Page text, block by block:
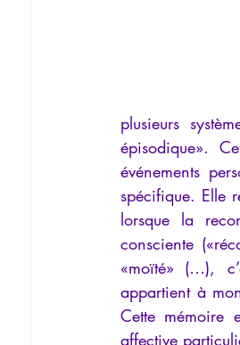
plusieurs
épisodique».
événements
spécifique. Elle
lorsque la
consciente
«moïté» (…),
appartient à
Cette mémoire
affective